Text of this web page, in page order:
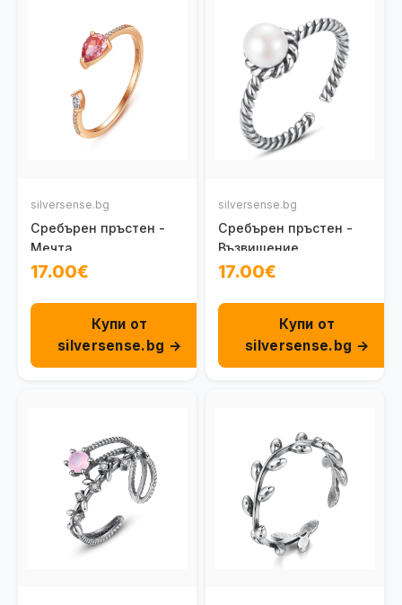
silversense.bg
Сребърен пръстен -
Мечта
17.00€
Купи от
silversense.bg →
silversense.bg
Сребърен пръстен -
Възвишение
17.00€
Купи от
silversense.bg →